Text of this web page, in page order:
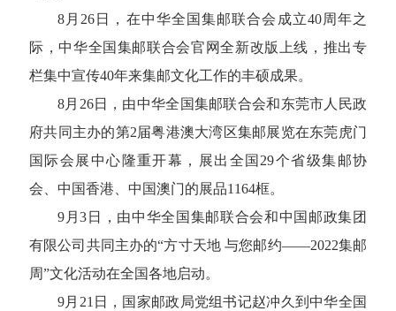
8月26日，在中华全国集邮联合会成立40周年之
际，中华全国集邮联合会官网全新改版上线，推出专
栏集中宣传40年来集邮文化工作的丰硕成果。
8月26日，由中华全国集邮联合会和东莞市人民政
府共同主办的第2届粤港澳大湾区集邮展览在东莞虎门
国际会展中心隆重开幕，展出全国29个省级集邮协
会、中国香港、中国澳门的展品1164框。
9月3日，由中华全国集邮联合会和中国邮政集团
有限公司共同主办的“方寸天地 与您邮约——2022集邮
周”文化活动在全国各地启动。
9月21日，国家邮政局党组书记赵冲久到中华全国